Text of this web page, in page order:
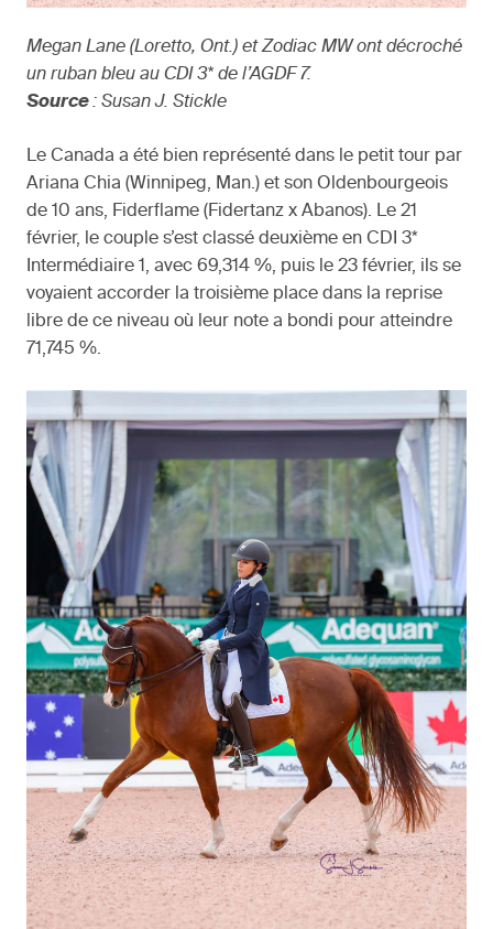
Megan Lane (Loretto, Ont.) et Zodiac MW ont décroché
un ruban bleu au CDI 3* de l’AGDF 7.
Source: Susan J. Stickle
Le Canada a été bien représenté dans le petit tour par
Ariana Chia (Winnipeg, Man.) et son Oldenbourgeois
de 10 ans, Fiderflame (Fidertanz x Abanos). Le 21
février, le couple s’est classé deuxième en CDI 3*
Intermédiaire 1, avec 69,314 %, puis le 23 février, ils se
voyaient accorder la troisième place dans la reprise
libre de ce niveau où leur note a bondi pour atteindre
71,745 %.